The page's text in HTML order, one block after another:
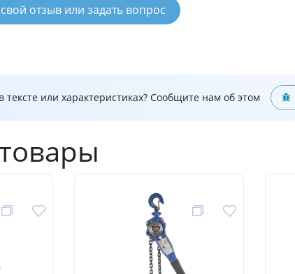
отзыв или задать вопрос
или характеристиках? Сообщите нам об этом